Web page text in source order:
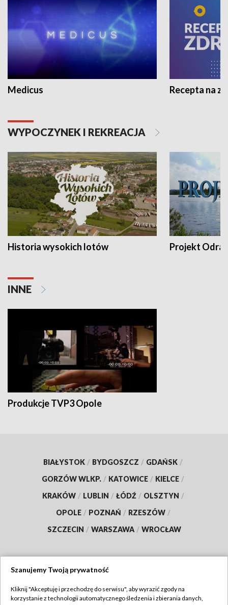
Medicus Recepta na
WYPOCZYNEK I REKREACJA
Historia wysokich lotów Projekt Odra
INNE
Produkcje TVP3 Opole
BIAŁYSTOK / BYDGOSZCZ / GDAŃSK /
GORZÓW WLKP. / KATOWICE / KIELCE /
KRAKÓW / LUBLIN / ŁÓDŹ / OLSZTYN /
OPOLE / POZNAŃ / RZESZÓW /
SZCZECIN / WARSZAWA / WROCŁAW
TVP
Szanujemy Twoją prywatność
Kliknij "Akceptuję i przechodzę do serwisu", aby wyrazić zgody na
korzystanie z technologii automatycznego śledzenia i zbierania danych,